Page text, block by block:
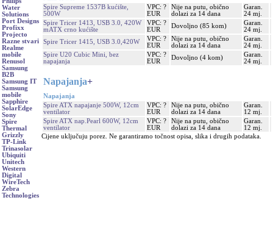
Water
Solutions
Port Designs
Profixx
Projecto
Razne stvari
Realme
mobile
Renusol
Samsung
B2B
Samsung IT
Samsung
mobile
Sapphire
SolarEdge
Sony
Spire
Thermal
Grizzly
TP-Link
Trinasolar
Ubiquiti
Unitech
Western
Digital
WireTech
Zebra
Technologies
Spire Supreme 1537B kućište,
500W
VPC: ?
EUR
Nije na putu, obično
dolazi za 14 dana
Garan.
24 mj.
Spire Tricer 1413, USB 3.0, 420W
mATX crno kućište
VPC: ?
EUR
Dovoljno (85 kom)
Garan.
24 mj.
Spire Tricer 1415, USB 3.0,420W
VPC: ?
EUR
Nije na putu, obično
dolazi za 14 dana
Garan.
24 mj.
Spire U20 Cubic Mini, bez
napajanja
VPC: ?
EUR
Dovoljno (4 kom)
Garan.
24 mj.
Napajanja+
Napajanja
Spire ATX napajanje 500W, 12cm
ventilator
VPC: ?
EUR
Nije na putu, obično
dolazi za 14 dana
Garan.
12 mj.
Spire ATX nap.Pearl 600W, 12cm
ventilator
VPC: ?
EUR
Nije na putu, obično
dolazi za 14 dana
Garan.
12 mj.
Cijene uključuju porez. Ne garantiramo točnost opisa, slika i drugih podataka.